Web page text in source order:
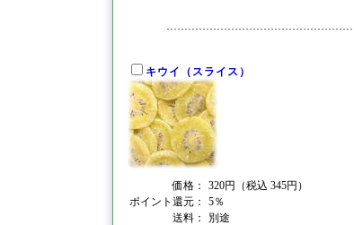
キウイ（スライス）
価格：
320円（税込 345円）
ポイント還元：
5％
送料：
別途